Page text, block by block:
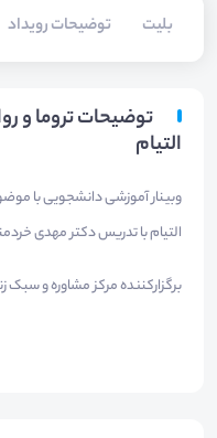
بلیت‌ توضیحات رویداد
توضیحات تروما و
التیام
وبینار آموزشی دانشجویی با
التیام با تدریس دکتر مهدی
برگزارکننده مرکز مشاوره و